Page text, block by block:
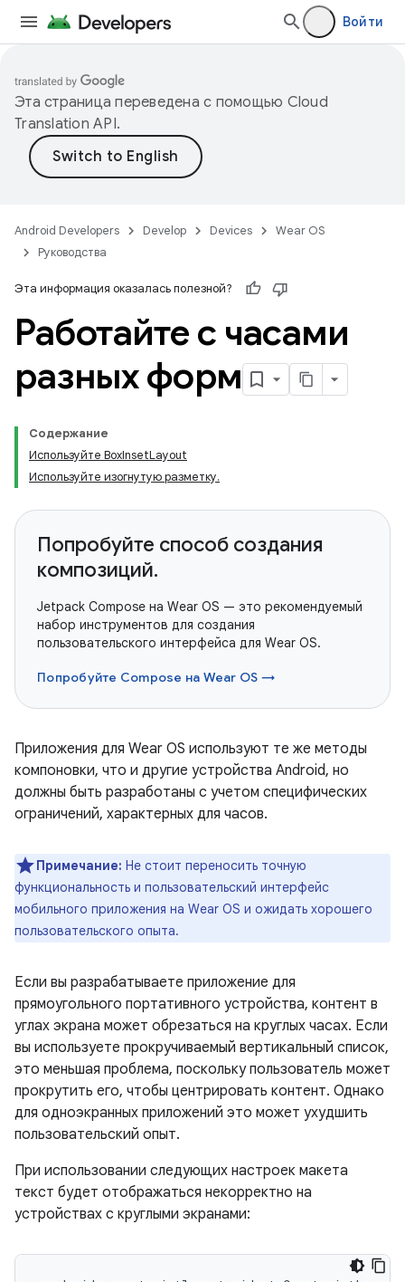
Войти
Эта страница переведена с помощью Cloud
Translation API.
Android Developers Develop Devices
Wear OS
Руководства
Эта информация оказалась полезной?
Работайте с часами
разных форм
Содержание
Используйте BoxInsetLayout
Используйте изогнутую разметку.
Попробуйте способ создания
композиций.
Jetpack Compose на Wear OS — это рекомендуемый
набор инструментов для создания
пользовательского интерфейса для Wear OS.
Попробуйте Compose на Wear OS →
Приложения для Wear OS используют те же методы
компоновки, что и другие устройства Android, но
должны быть разработаны с учетом специфических
ограничений, характерных для часов.
Примечание: Не стоит переносить точную
функциональность и пользовательский интерфейс
мобильного приложения на Wear OS и ожидать хорошего
пользовательского опыта.
Если вы разрабатываете приложение для
прямоугольного портативного устройства, контент в
углах экрана может обрезаться на круглых часах. Если
вы используете прокручиваемый вертикальный список,
это меньшая проблема, поскольку пользователь может
прокрутить его, чтобы центрировать контент. Однако
для одноэкранных приложений это может ухудшить
пользовательский опыт.
При использовании следующих настроек макета
текст будет отображаться некорректно на
устройствах с круглыми экранами: